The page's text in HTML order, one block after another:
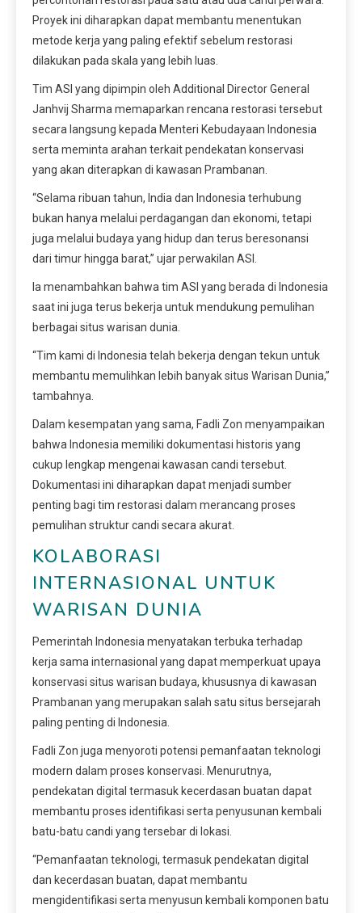
Proyek ini diharapkan dapat membantu menentukan
metode kerja yang paling efektif sebelum restorasi
dilakukan pada skala yang lebih luas.
Tim ASI yang dipimpin oleh Additional Director General
Janhvij Sharma memaparkan rencana restorasi tersebut
secara langsung kepada Menteri Kebudayaan Indonesia
serta meminta arahan terkait pendekatan konservasi
yang akan diterapkan di kawasan Prambanan.
“Selama ribuan tahun, India dan Indonesia terhubung
bukan hanya melalui perdagangan dan ekonomi, tetapi
juga melalui budaya yang hidup dan terus beresonansi
dari timur hingga barat,” ujar perwakilan ASI.
Ia menambahkan bahwa tim ASI yang berada di Indonesia
saat ini juga terus bekerja untuk mendukung pemulihan
berbagai situs warisan dunia.
“Tim kami di Indonesia telah bekerja dengan tekun untuk
membantu memulihkan lebih banyak situs Warisan Dunia,”
tambahnya.
Dalam kesempatan yang sama, Fadli Zon menyampaikan
bahwa Indonesia memiliki dokumentasi historis yang
cukup lengkap mengenai kawasan candi tersebut.
Dokumentasi ini diharapkan dapat menjadi sumber
penting bagi tim restorasi dalam merancang proses
pemulihan struktur candi secara akurat.
KOLABORASI
INTERNASIONAL UNTUK
WARISAN DUNIA
Pemerintah Indonesia menyatakan terbuka terhadap
kerja sama internasional yang dapat memperkuat upaya
konservasi situs warisan budaya, khususnya di kawasan
Prambanan yang merupakan salah satu situs bersejarah
paling penting di Indonesia.
Fadli Zon juga menyoroti potensi pemanfaatan teknologi
modern dalam proses konservasi. Menurutnya,
pendekatan digital termasuk kecerdasan buatan dapat
membantu proses identifikasi serta penyusunan kembali
batu-batu candi yang tersebar di lokasi.
“Pemanfaatan teknologi, termasuk pendekatan digital
dan kecerdasan buatan, dapat membantu
mengidentifikasi serta menyusun kembali komponen batu